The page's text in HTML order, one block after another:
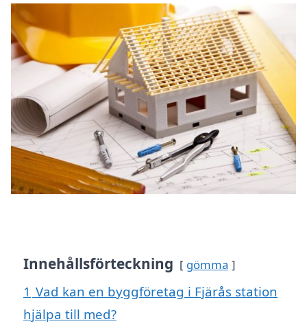
Innehållsförteckning gömma
1 Vad kan en byggföretag i Fjärås station
hjälpa till med?